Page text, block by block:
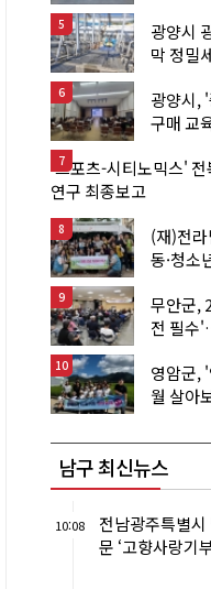
5
광양시
막 정밀
6
광양시,
구매 교
7
'스포츠-시티노믹스'
연구 최종보고
8
(재)전
동·청소
9
무안군,
전 필수
10
영암군,
월 살아
남구 최신뉴스
10:08
전남광주특별시
문 ‘고향사랑기